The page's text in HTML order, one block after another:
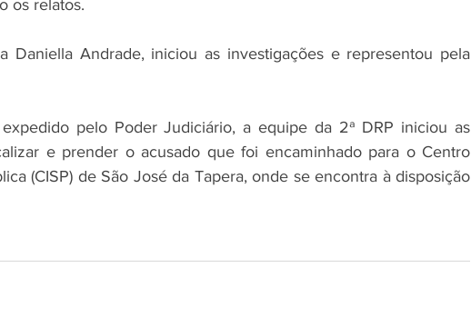
os relatos.
Daniella Andrade, iniciou as investigações e representou pela
pelo Poder Judiciário, a equipe da 2ª DRP iniciou as
e prender o acusado que foi encaminhado para o Centro
(CISP) de São José da Tapera, onde se encontra à disposição